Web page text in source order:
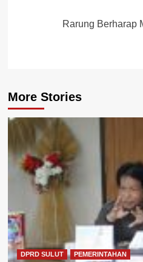
Rarung Berharap
More Stories
DPRD SULUT PEMERINTAHAN